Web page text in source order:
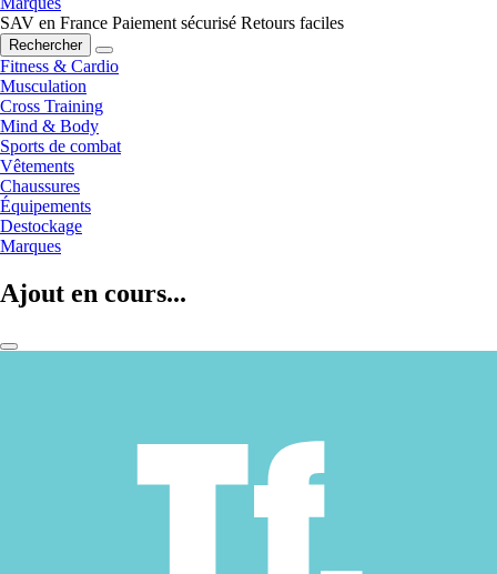
SAV en France Paiement sécurisé Retours faciles
Rechercher
Fitness & Cardio
Musculation
Cross Training
Mind & Body
Sports de combat
Vêtements
Chaussures
Équipements
Destockage
Marques
Ajout en cours...